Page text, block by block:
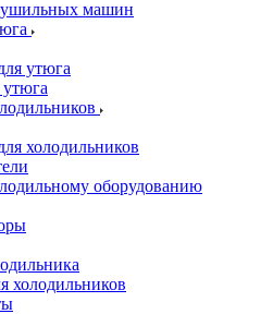
машин
утюга
холодильников
оборудованию
холодильников